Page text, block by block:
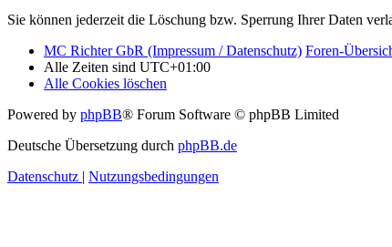
Sie können jederzeit die Löschung bzw. Sperrung Ihrer Daten
MC Richter GbR (Impressum / Datenschutz) Foren-
Alle Zeiten sind UTC+01:00
Alle Cookies löschen
Powered by phpBB® Forum Software © phpBB Limited
Deutsche Übersetzung durch phpBB.de
Datenschutz | Nutzungsbedingungen